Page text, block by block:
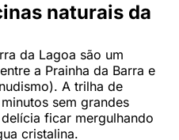
naturais da
da Lagoa são um
a Prainha da Barra e
A trilha de
sem grandes
ficar mergulhando
cristalina.